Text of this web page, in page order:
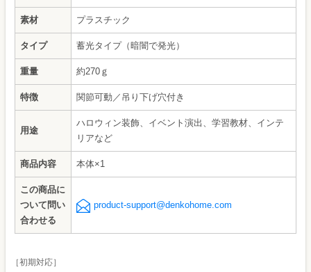
素材 プラスチック
タイプ 蓄光タイプ（暗闇で発光）
重量 約270ｇ
特徴 関節可動／吊り下げ穴付き
用途
ハロウィン装飾、イベント演出、学習教材、インテ
リアなど
商品内容 本体×1
この商品に
ついて問い
合わせる
product-support@denkohome.com
［初期対応］